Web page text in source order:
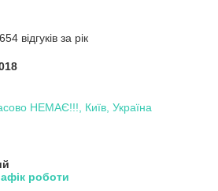
відгуків за рік
НЕМАЄ!!!, Київ, Україна
роботи